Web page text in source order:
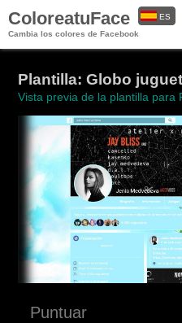
ColoreatuFace
Cambia los colores de Facebook
ES
Plantilla: Globo
Vista previa de la plantilla para
Puntuar